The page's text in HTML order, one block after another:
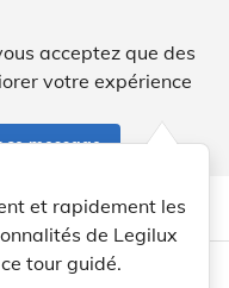
acceptez que des
votre expérience
message
help Aide
et rapidement les
de Legilux
tour guidé.
light_mode dark_mode